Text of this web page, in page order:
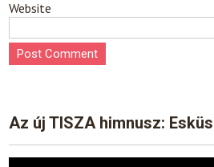
Website
Az új TISZA himnusz: